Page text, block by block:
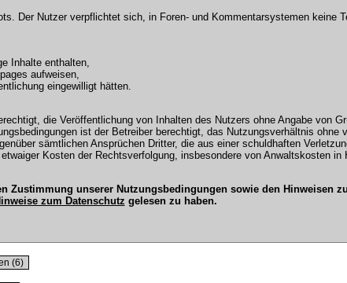
Der Nutzer verpflichtet sich, in Foren- und Kommentarsystemen keine
Inhalte enthalten,
aufweisen,
eingewilligt hätten.
die Veröffentlichung von Inhalten des Nutzers ohne Angabe von
ist der Betreiber berechtigt, das Nutzungsverhältnis ohne
sämtlichen Ansprüchen Dritter, die aus einer schuldhaften
Kosten der Rechtsverfolgung, insbesondere von Anwaltskosten in
Zustimmung unserer Nutzungsbedingungen sowie den Hinweisen
zum Datenschutz gelesen zu haben.